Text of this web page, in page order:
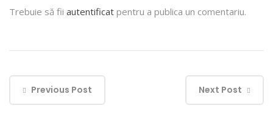
Trebuie să fii autentificat pentru a publica un comentariu.
Previous Post Next Post